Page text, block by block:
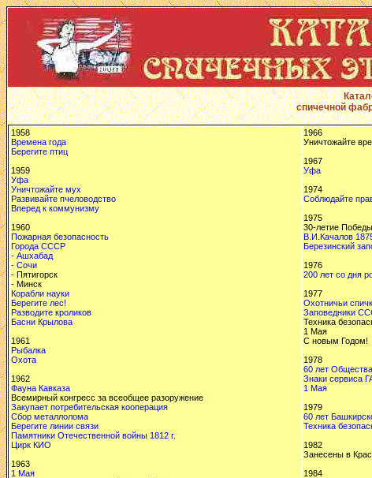
спичечной
1958
Времена года
Берегите птиц
1959
Уфа
Уничтожайте мух
Развивайте пчеловодство
Вперед к коммунизму
1960
Пожарная безопасность
Города СССР
- Ашхабад
- Сочи
- Пятигорск
- Минск
Корабли науки
Берегите лес!
Разводите кроликов
Басни Крылова
1961
Рыбалка
Охота
1962
Фауна Кавказа
Всемирный конгресс за всеобщее разоружение
Закупает потребительская кооперация
Сбор металлолома
Берегите линии связи
Памятники Отечественной войны 1812 г.
Цирк КИО
1963
1 Мая
1966
Уничтожайте
1967
Уфа
1974
Соблюдайте
1975
30-летие
В.И.Качалов
Березинский
1976
200 лет со дня
1977
Охотничьи
Заповедники
Техника
1 Мая
С новым Годом!
1978
60 лет
Знаки сервиса
1 Мая
1979
60 лет
Техника
1982
Занесены в
1984